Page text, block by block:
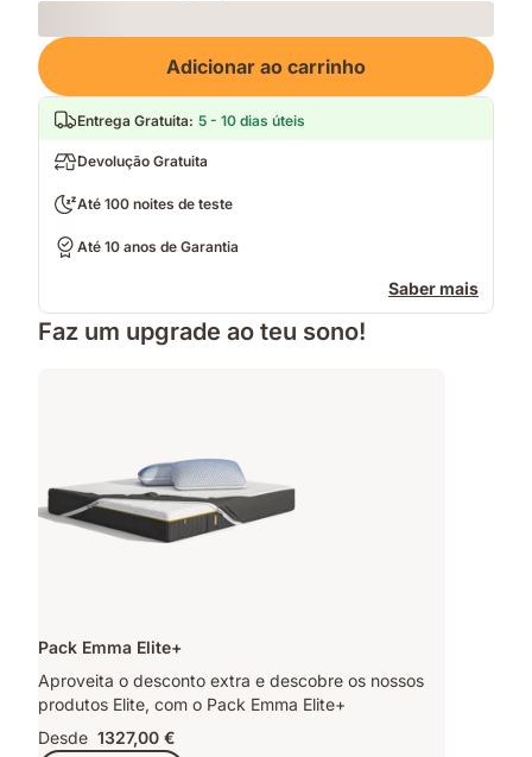
Loading
Adicionar ao carrinho
Entrega Gratuita: 5 - 10 dias úteis
Devolução Gratuita
Até 100 noites de teste
Até 10 anos de Garantia
Saber mais
Faz um upgrade ao teu sono!
Pack Emma Elite+
Aproveita o desconto extra e descobre os nossos
produtos Elite, com o Pack Emma Elite+
Desde 1327,00 €